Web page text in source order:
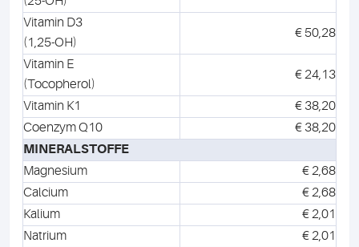
Vitamin D3
(1,25-OH)
€ 50,28
Vitamin E
(Tocopherol)
€ 24,13
Vitamin K1
€ 38,20
Coenzym Q10
€ 38,20
MINERALSTOFFE
Magnesium
€ 2,68
Calcium
€ 2,68
Kalium
€ 2,01
Natrium
€ 2,01